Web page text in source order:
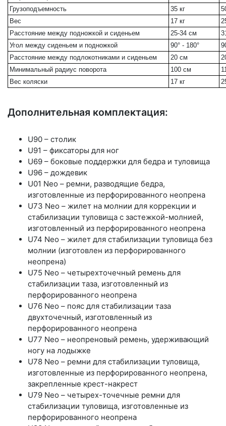
Грузоподъемность
35 кг
Вес
17 кг
Расстояние между подножкой и сиденьем
25-34 см
Угол между сиденьем и подножкой
90° - 180°
Расстояние между подлокотниками и сиденьем
20 см
Минимальный радиус поворота
100 см
Вес коляски
17 кг
Дополнительная комплектация:
U90 – столик
U91 – фиксаторы для ног
U69 – боковые поддержки для бедра и туловища
U96 – дождевик
U01 Neo – ремни, разводящие бедра,
изготовленные из перфорированного неопрена
U73 Neo – жилет на молнии для коррекции и
стабилизации туловища с застежкой-молнией,
изготовленный из перфорированного неопрена
U74 Neo – жилет для стабилизации туловища без
молнии (изготовлен из перфорированного
неопрена)
U75 Neo – четырехточечный ремень для
стабилизации таза, изготовленный из
перфорированного неопрена
U76 Neo – пояс для стабилизации таза
двухточечный, изготовленный из
перфорированного неопрена
U77 Neo – неопреновый ремень, удерживающий
ногу на лодыжке
U78 Neo – ремни для стабилизации туловища,
изготовленные из перфорированного неопрена,
закрепленные крест-накрест
U79 Neo – четырех-точечные ремни для
стабилизации туловища, изготовленные из
перфорированного неопрена